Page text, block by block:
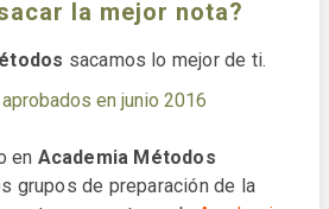
la mejor nota?
sacamos lo mejor de ti.
en junio 2016
en Academia Métodos
grupos de preparación de la